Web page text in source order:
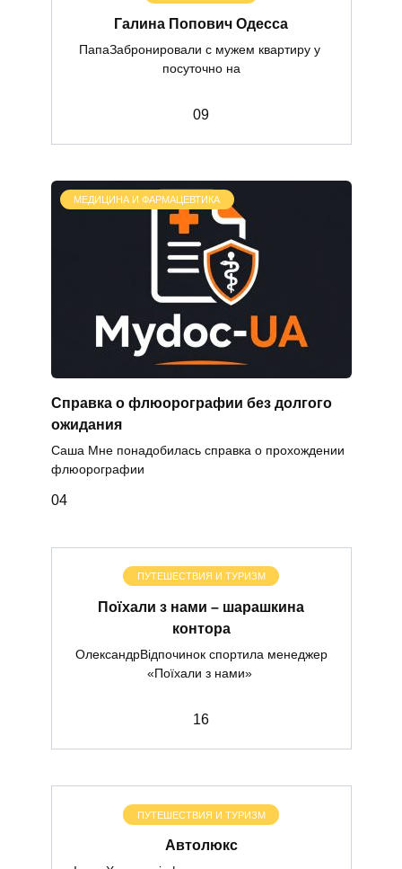
Галина Попович Одесса
ПапаЗабронировали с мужем квартиру у
посуточно на
09
МЕДИЦИНА И ФАРМАЦЕВТИКА
Справка о флюорографии без долгого
ожидания
Саша Мне понадобилась справка о прохождении
флюорографии
04
ПУТЕШЕСТВИЯ И ТУРИЗМ
Поїхали з нами – шарашкина
контора
ОлександрВідпочинок спортила менеджер
«Поїхали з нами»
16
ПУТЕШЕСТВИЯ И ТУРИЗМ
Автолюкс